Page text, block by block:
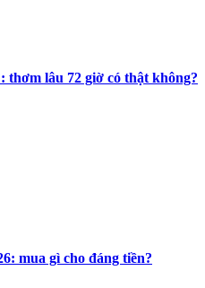
thơm lâu 72 giờ có thật không?
mua gì cho đáng tiền?